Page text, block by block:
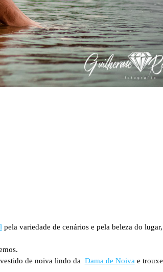
pela variedade de cenários e pela beleza do lugar,
de noiva lindo da Dama de Noivae trouxe